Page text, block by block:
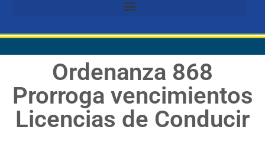
Ordenanza 868
Prorroga vencimientos
Licencias de Conducir